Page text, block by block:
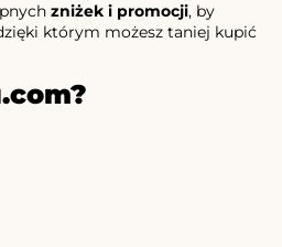
zniżek i promocji, by
którym możesz taniej kupić